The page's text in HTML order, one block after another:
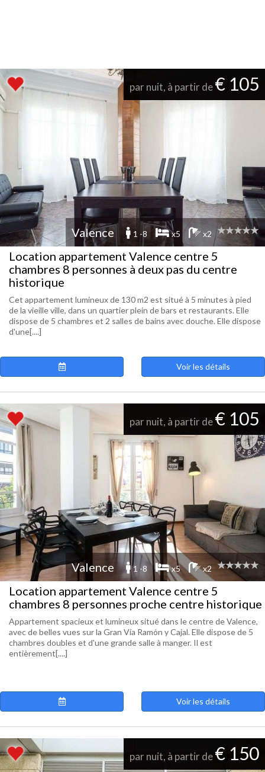
par nuit, à partir de€ 105
Valence 1 -8 x5 x2
Location appartement Valence centre 5
chambres 8 personnes à deux pas du centre
historique
Cet appartement lumineux de 130 m2 est situé à 5 minutes à pied
de la vieille ville, dans un quartier plein de bars et restaurants. Elle
dispose de 5 chambres et 2 salles de bains avec douche. Elle dispose
d'une[....]
Voir les détails
par nuit, à partir de€ 105
Valence 1 -8 x5 x2
Location appartement Valence centre 5
chambres 8 personnes proche centre historique
Appartement spacieux et lumineux situé dans le centre de Valence,
avec de belles vues sur la Gran Vía Ramón y Cajal. Elle dispose de 5
chambres doubles et d'une grande salle à manger. Il est
entièrement[....]
Voir les détails
par nuit, à partir de€ 150